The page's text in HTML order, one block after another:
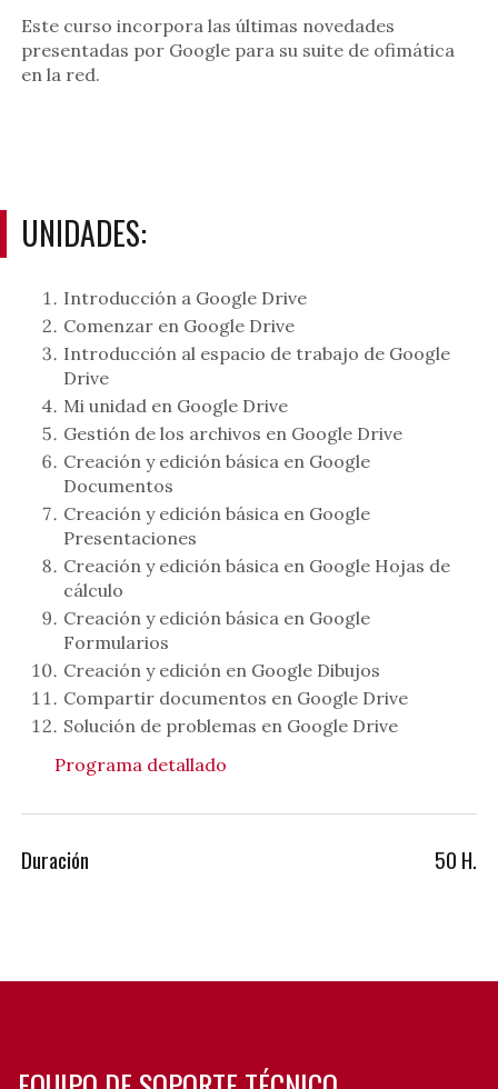
Este curso incorpora las últimas novedades
presentadas por Google para su suite de ofimática
en la red.
UNIDADES:
Introducción a Google Drive
Comenzar en Google Drive
Introducción al espacio de trabajo de Google
Drive
Mi unidad en Google Drive
Gestión de los archivos en Google Drive
Creación y edición básica en Google
Documentos
Creación y edición básica en Google
Presentaciones
Creación y edición básica en Google Hojas de
cálculo
Creación y edición básica en Google
Formularios
Creación y edición en Google Dibujos
Compartir documentos en Google Drive
Solución de problemas en Google Drive
Programa detallado
50 H.
Duración